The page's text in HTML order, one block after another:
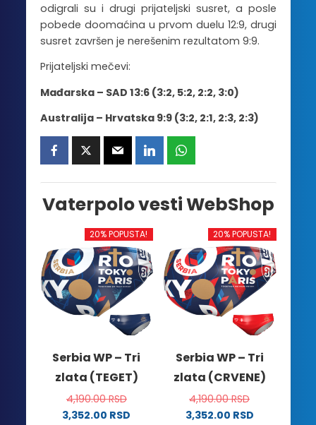
odigrali su i drugi prijateljski susret, a posle
pobede doomaćina u prvom duelu 12:9, drugi
susret završen je nerešenim rezultatom 9:9.
Prijateljski mečevi:
Mađarska – SAD 13:6 (3:2, 5:2, 2:2, 3:0)
Australija – Hrvatska 9:9 (3:2, 2:1, 2:3, 2:3)
Vaterpolo vesti WebShop
20% POPUSTA!
Serbia WP – Tri
zlata (TEGET)
4,190.00RSD
3,352.00 RSD
20% POPUSTA!
Serbia WP – Tri
zlata (CRVENE)
4,190.00RSD
3,352.00 RSD